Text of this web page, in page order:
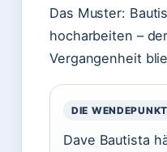
Das Muster:
hocharbeiten –
Vergangenheit
DIE WENDEPUNKT
Dave Bautista